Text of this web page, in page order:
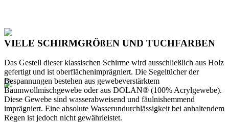
VIELE SCHIRMGRÖßEN UND TUCHFARBEN
Das Gestell dieser klassischen Schirme wird ausschließlich aus Holz
gefertigt und ist oberflächenimprägniert. Die Segeltücher der
Bespannungen bestehen aus gewebeverstärktem
Baumwollmischgewebe oder aus DOLAN® (100% Acrylgewebe).
Diese Gewebe sind wasserabweisend und fäulnishemmend
imprägniert. Eine absolute Wasserundurchlässigkeit bei anhaltendem
Regen ist jedoch nicht gewährleistet.